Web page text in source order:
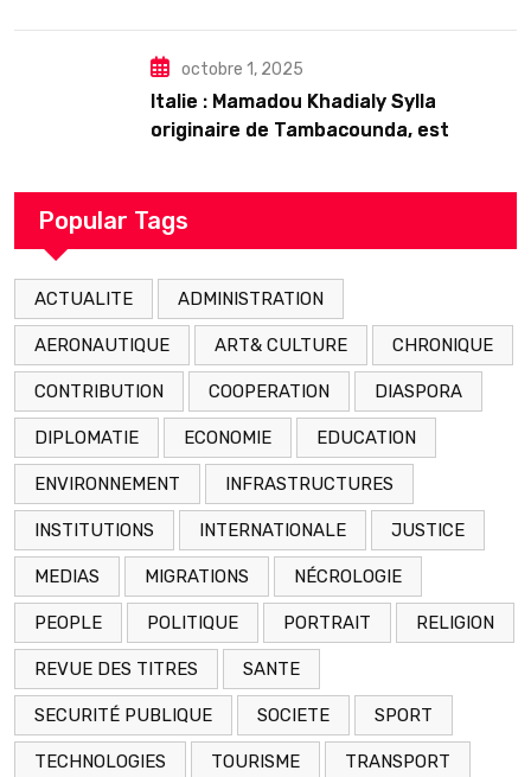
octobre 1, 2025
Italie : Mamadou Khadialy Sylla
originaire de Tambacounda, est
arrestation
Popular Tags
ACTUALITE ADMINISTRATION
AERONAUTIQUE ART& CULTURE CHRONIQUE
CONTRIBUTION COOPERATION DIASPORA
DIPLOMATIE ECONOMIE EDUCATION
ENVIRONNEMENT INFRASTRUCTURES
INSTITUTIONS INTERNATIONALE JUSTICE
MEDIAS MIGRATIONS NÉCROLOGIE
PEOPLE POLITIQUE PORTRAIT RELIGION
REVUE DES TITRES SANTE
SECURITÉ PUBLIQUE SOCIETE SPORT
TECHNOLOGIES TOURISME TRANSPORT